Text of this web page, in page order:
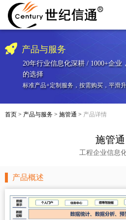
产品与服务
20年行业信息化深耕 / 1000+企业
的选择
标准产品+定制服务，按需购买，平滑
首页 > 产品与服务 > 施管通 > 产品详情
施管通
工程企业信息
产品概述